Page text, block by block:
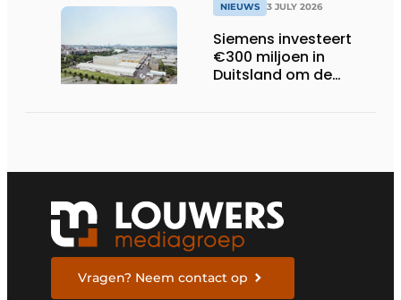
NIEUWS 3 JULY 2026
Siemens investeert
€300 miljoen in
Duitsland om de
Vragen? Neem contact op